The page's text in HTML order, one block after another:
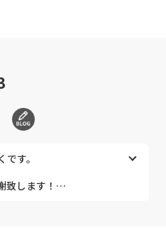
便利屋ホームSOS』のみ
道・ガス・インターネッ
あらゆる住宅設備の修理
ています。
店で、幼少の頃から様々
す。
致します！